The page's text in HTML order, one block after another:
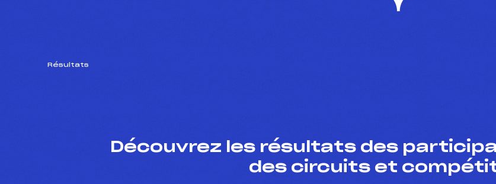
Résultats
Découvrez les résultats des
des circuits et